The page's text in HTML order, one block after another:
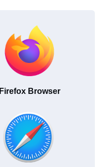
Firefox Browser